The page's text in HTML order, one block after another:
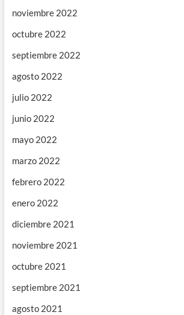
noviembre 2022
octubre 2022
septiembre 2022
agosto 2022
julio 2022
junio 2022
mayo 2022
marzo 2022
febrero 2022
enero 2022
diciembre 2021
noviembre 2021
octubre 2021
septiembre 2021
agosto 2021